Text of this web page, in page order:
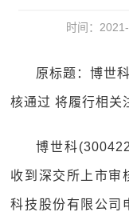
时间：
原标题：博世
核通过 将履行相关
博世科
收到深交所上市审
科技股份有限公司